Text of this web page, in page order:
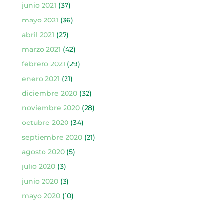
junio 2021 (37)
mayo 2021 (36)
abril 2021 (27)
marzo 2021 (42)
febrero 2021 (29)
enero 2021 (21)
diciembre 2020(32)
noviembre 2020(28)
octubre 2020(34)
septiembre 2020(21)
agosto 2020(5)
julio 2020(3)
junio 2020(3)
mayo 2020(10)